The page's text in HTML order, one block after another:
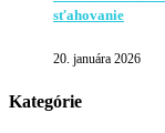
sťahovanie
20. januára 2026
Kategórie